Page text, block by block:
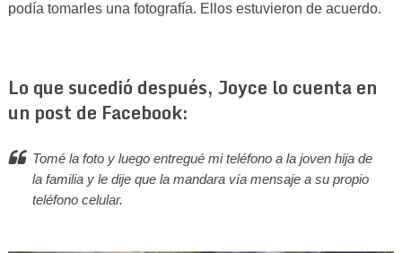
podía tomarles una fotografía. Ellos estuvieron de acuerdo.
Lo que sucedió después, Joyce lo cuenta en
un post de Facebook:
Tomé la foto y luego entregué mi teléfono a la joven hija de
la familia y le dije que la mandara vía mensaje a su propio
teléfono celular.